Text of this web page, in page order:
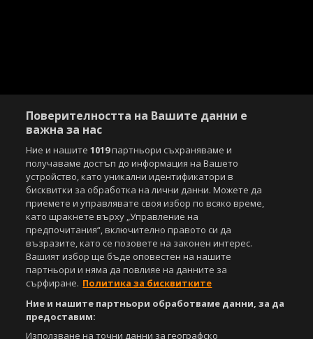
Copyright © 2007-2026 Агенция Спортал. Всички права запазени.
Този уебсайт е собственост наSportal Media Group
Етични правила на НСС
Лични данни
Управление на предпочитания
Поверителността на Вашите данни е
важна за нас
Ние и нашите1019партньори съхраняваме и
получаваме достъп до информация на Вашето
устройство, като уникални идентификатори в
бисквитки за обработка на лични данни. Можете да
приемете и управлявате своя избор по всяко време,
като щракнете върху „Управление на
предпочитания“, включително правото си да
възразите, като се позовете на законен интерес.
Вашият избор ще бъде оповестен на нашите
партньори и няма да повлияе на данните за
сърфиране. Политика за бисквитките
Ние и нашите партньори обработваме данни, за да
предоставим:
Използване на точни данни за географско